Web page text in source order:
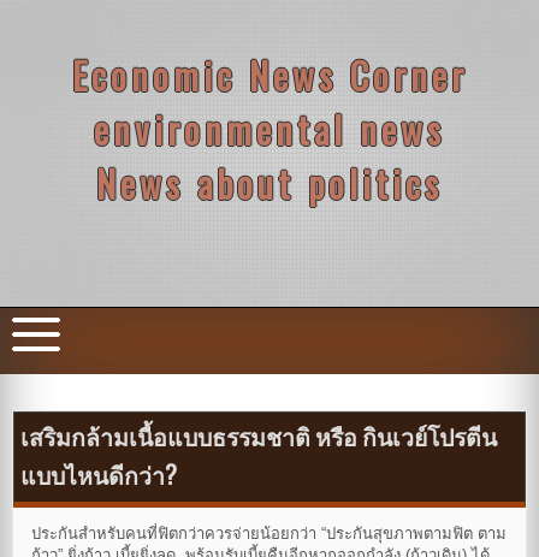
Economic News Corner
environmental news
News about politics
เสริมกล้ามเนื้อแบบธรรมชาติ หรือ กินเวย์โปรตีน
แบบไหนดีกว่า?
ประกันสำหรับคนที่ฟิตกว่าควรจ่ายน้อยกว่า “ประกันสุขภาพตามฟิต ตาม